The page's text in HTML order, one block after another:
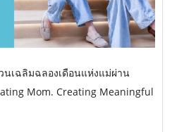
นเฉลิมฉลองเดือนแห่งแม่ผ่าน
Mom. Creating Meaningful